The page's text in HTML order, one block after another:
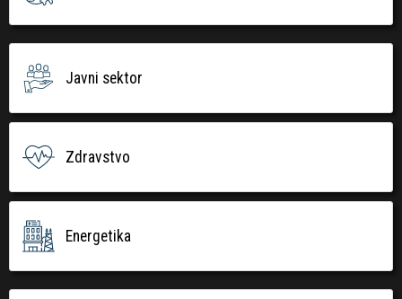
Javni sektor
Zdravstvo
Energetika